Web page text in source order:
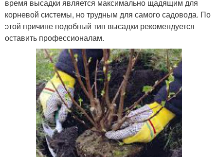
время высадки является максимально щадящим для
корневой системы, но трудным для самого садовода. По
этой причине подобный тип высадки рекомендуется
оставить профессионалам.